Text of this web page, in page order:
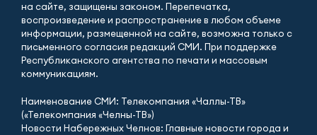
на сайте, защищены законом. Перепечатка,
воспроизведение и распространение в любом объеме
информации, размещенной на сайте, возможна только с
письменного согласия редакций СМИ. При поддержке
Республиканского агентства по печати и массовым
коммуникациям.
Наименование СМИ: Телекомпания «Чаллы-ТВ»
(«Телекомпания «Челны-ТВ»)
Новости Набережных Челнов: Главные новости города и